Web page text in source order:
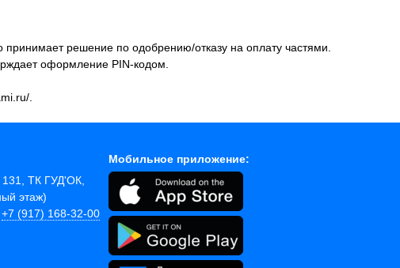
принимает решение по одобрению/отказу на оплату частями.
оформление PIN-кодом.
.
131, ТК ГУД'ОК,
этаж)
+7 (917) 168-32-00
Мобильное приложение: